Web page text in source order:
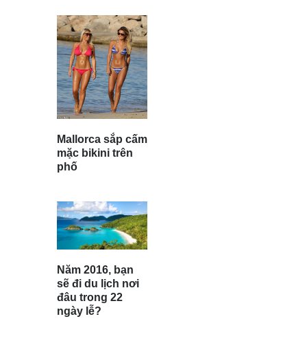
Mallorca sắp cấm
mặc bikini trên
phố
Năm 2016, bạn
sẽ đi du lịch nơi
đâu trong 22
ngày lễ?